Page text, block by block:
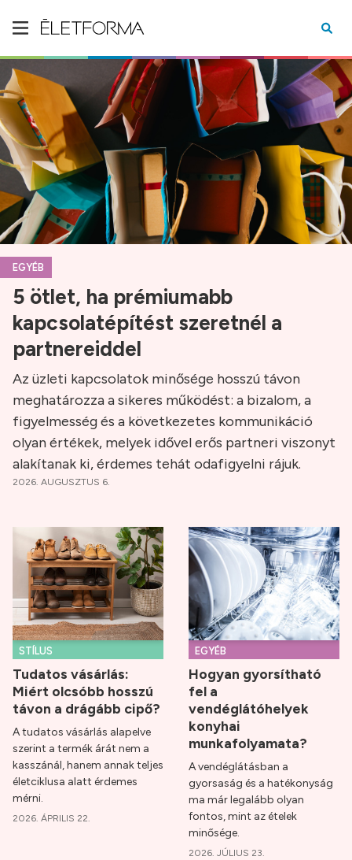
EGYÉB
5 ötlet, ha prémiumabb
kapcsolatépítést szeretnél a
partnereiddel
Az üzleti kapcsolatok minősége hosszú távon
meghatározza a sikeres működést: a bizalom, a
figyelmesség és a következetes kommunikáció
olyan értékek, melyek idővel erős partneri viszonyt
alakítanak ki, érdemes tehát odafigyelni rájuk.
2026. AUGUSZTUS 6.
STÍLUS
Tudatos vásárlás:
Miért olcsóbb hosszú
távon a drágább cipő?
A tudatos vásárlás alapelve
szerint a termék árát nem a
kasszánál, hanem annak teljes
életciklusa alatt érdemes
mérni.
2026. ÁPRILIS 22.
EGYÉB
Hogyan gyorsítható
fel a
vendéglátóhelyek
konyhai
munkafolyamata?
A vendéglátásban a
gyorsaság és a hatékonyság
ma már legalább olyan
fontos, mint az ételek
minősége.
2026. JÚLIUS 23.